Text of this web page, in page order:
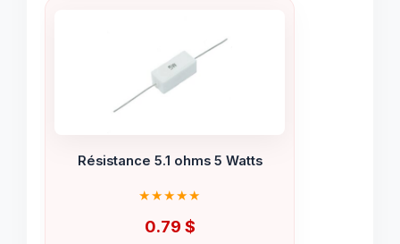
Résistance 5.1 ohms 5 Watts
0.79 $